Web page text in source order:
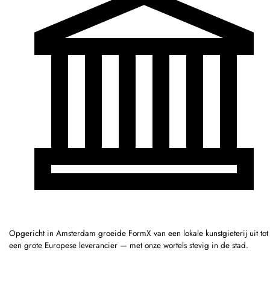
Opgericht in Amsterdam groeide FormX van een lokale kunstgieterij uit tot
een grote Europese leverancier — met onze wortels stevig in de stad.